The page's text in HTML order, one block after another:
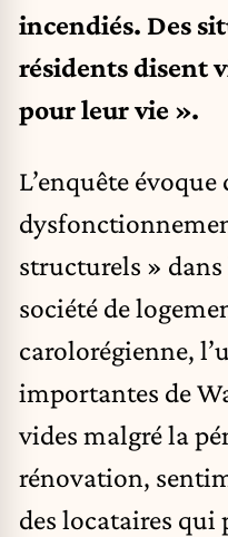
incendiés. Des
résidents disent
pour leur vie ».
L’enquête évoque
structurels »
société de
carolorégienne,
importantes de
vides malgré la
rénovation,
des locataires qui